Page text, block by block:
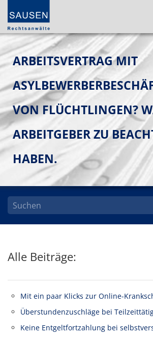
ARBEITSVERTRAG MIT
VON FLÜCHTLINGEN?
ARBEITGEBER ZU
HABEN.
Alle Beiträge:
Mit ein paar Klicks zur Online-
Überstundenzuschläge bei
Keine Entgeltfortzahlung bei